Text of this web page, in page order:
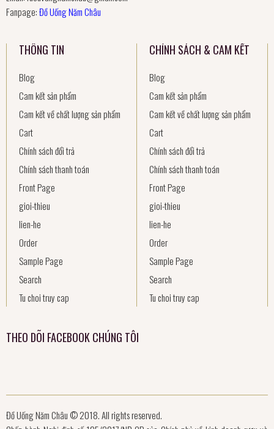
Fanpage:Đồ Uống Năm Châu
THÔNG TIN
Blog
Cam kết sản phẩm
Cam kết về chất lượng sản phẩm
Cart
Chính sách đổi trả
Chính sách thanh toán
Front Page
gioi-thieu
lien-he
Order
Sample Page
Search
Tu choi truy cap
CHÍNH SÁCH & CAM KẾT
Blog
Cam kết sản phẩm
Cam kết về chất lượng sản phẩm
Cart
Chính sách đổi trả
Chính sách thanh toán
Front Page
gioi-thieu
lien-he
Order
Sample Page
Search
Tu choi truy cap
THEO DÕI FACEBOOK CHÚNG TÔI
Đồ Uống Năm Châu © 2018. All rights reserved.